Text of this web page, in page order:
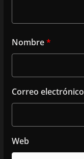
Nombre*
Correo electrónico
Web